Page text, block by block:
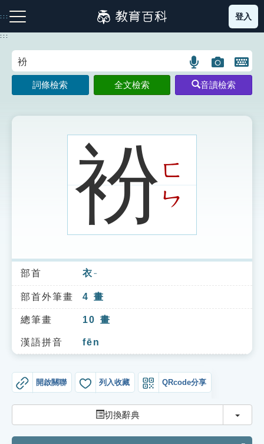
到
主
:::
注音索引圖示 筆畫索引圖示 部首索引表圖示
索引選單
知識索引
單字索引
生命大百科索引
遊戲專區
教學應用
貓頭鷹博士
登入
:::
語
言
搜
示
圖
片
搜
開
鍵
圖
詞條檢索 全文檢索 音讀檢索
衯ㄈ
ㄣ
部首 衣 ㄧ
部首外筆畫 4 畫
總筆畫 10 畫
漢語拼音 fēn
開啟關聯 列入收藏 QRcode分享
切換辭典 切換